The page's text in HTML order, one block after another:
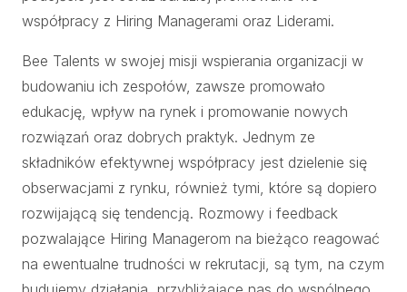
współpracy z Hiring Managerami oraz Liderami.
Bee Talents w swojej misji wspierania organizacji w
budowaniu ich zespołów, zawsze promowało
edukację, wpływ na rynek i promowanie nowych
rozwiązań oraz dobrych praktyk. Jednym ze
składników efektywnej współpracy jest dzielenie się
obserwacjami z rynku, również tymi, które są dopiero
rozwijającą się tendencją. Rozmowy i feedback
pozwalające Hiring Managerom na bieżąco reagować
na ewentualne trudności w rekrutacji, są tym, na czym